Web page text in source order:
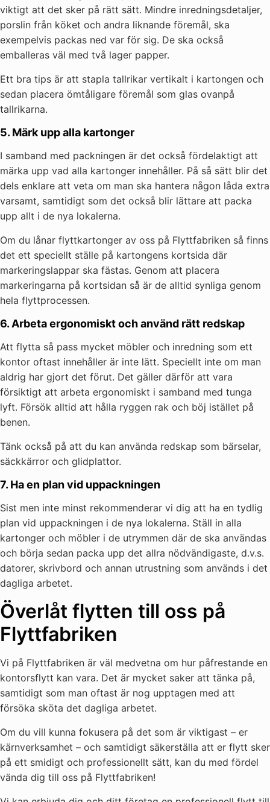
viktigt att det sker på rätt sätt. Mindre inredningsdetaljer,
porslin från köket och andra liknande föremål, ska
exempelvis packas ned var för sig. De ska också
emballeras väl med två lager papper.
Ett bra tips är att stapla tallrikar vertikalt i kartongen och
sedan placera ömtåligare föremål som glas ovanpå
tallrikarna.
5. Märk upp alla kartonger
I samband med packningen är det också fördelaktigt att
märka upp vad alla kartonger innehåller. På så sätt blir det
dels enklare att veta om man ska hantera någon låda extra
varsamt, samtidigt som det också blir lättare att packa
upp allt i de nya lokalerna.
Om du lånar flyttkartonger av oss på Flyttfabriken så finns
det ett speciellt ställe på kartongens kortsida där
markeringslappar ska fästas. Genom att placera
markeringarna på kortsidan så är de alltid synliga genom
hela flyttprocessen.
6. Arbeta ergonomiskt och använd rätt redskap
Att flytta så pass mycket möbler och inredning som ett
kontor oftast innehåller är inte lätt. Speciellt inte om man
aldrig har gjort det förut. Det gäller därför att vara
försiktigt att arbeta ergonomiskt i samband med tunga
lyft. Försök alltid att hålla ryggen rak och böj istället på
benen.
Tänk också på att du kan använda redskap som bärselar,
säckkärror och glidplattor.
7. Ha en plan vid uppackningen
Sist men inte minst rekommenderar vi dig att ha en tydlig
plan vid uppackningen i de nya lokalerna. Ställ in alla
kartonger och möbler i de utrymmen där de ska användas
och börja sedan packa upp det allra nödvändigaste, d.v.s.
datorer, skrivbord och annan utrustning som används i det
dagliga arbetet.
Överlåt flytten till oss på
Flyttfabriken
Vi på Flyttfabriken är väl medvetna om hur påfrestande en
kontorsflytt kan vara. Det är mycket saker att tänka på,
samtidigt som man oftast är nog upptagen med att
försöka sköta det dagliga arbetet.
Om du vill kunna fokusera på det som är viktigast – er
kärnverksamhet – och samtidigt säkerställa att er flytt sker
på ett smidigt och professionellt sätt, kan du med fördel
vända dig till oss på Flyttfabriken!